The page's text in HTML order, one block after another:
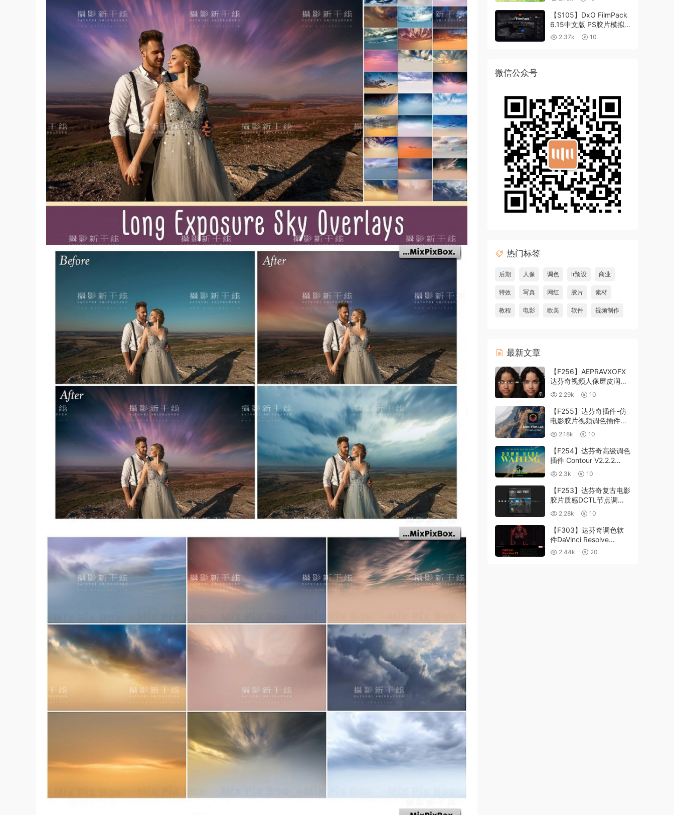
【S105】DxO FilmPack
6.15中文版 PS胶片模拟
滤镜支持WIN/MAC
2.37k 10
微信公众号
热门标签
后期 人像 调色 lr预设 商业
特效 写真 网红 胶片 素材
教程 电影 欧美 软件 视频制作
最新文章
【F256】AEPRAVXOFX
达芬奇视频人像磨皮润肤
美颜插件 Beauty Box
V6.0.3 Win
2.29k 10
【F255】达芬奇插件-仿
电影胶片视频调色插件
ARRI Film Lab 1.0.10 Win
2.18k 10
【F254】达芬奇高级调色
插件 Contour V2.2.2
WinMac 含使用教程
2.3k 10
【F253】达芬奇复古电影
胶片质感DCTL节点调色
预设 MonoNodes LOOK
LAB PRINT V4.0
2.28k 10
【F303】达芬奇调色软
件DaVinci Resolve
Studio21.0.3 中文版
2.44k 20